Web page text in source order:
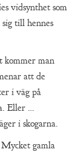
vidsynthet som
till hennes
kommer man
att de
i väg på
Eller …
i skogarna.
gamla